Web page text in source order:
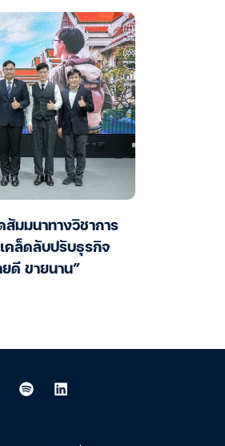
มมนาทางวิชาการ
คล็ดลับปรับธุรกิจ
ยดี ขายนาน”